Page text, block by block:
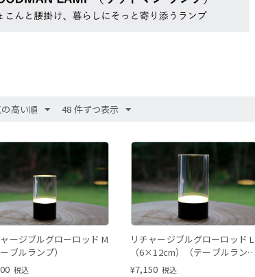
高い順 48 件ずつ表示
ージブルグローロッド M
ーブルランプ）
税込
リチャージブルグローロッド L
（6×12cm）（テーブルラン
プ）
¥7,150 税込